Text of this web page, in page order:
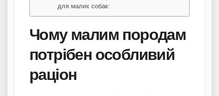
для малих собак:
Чому малим породам
потрібен особливий
раціон